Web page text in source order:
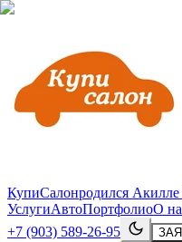
КупиСалонродился Акилле
УслугиАвтоПортфолиоО
+7 (903) 589-26-95